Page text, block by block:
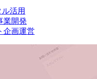
活用
業開発
企画運営